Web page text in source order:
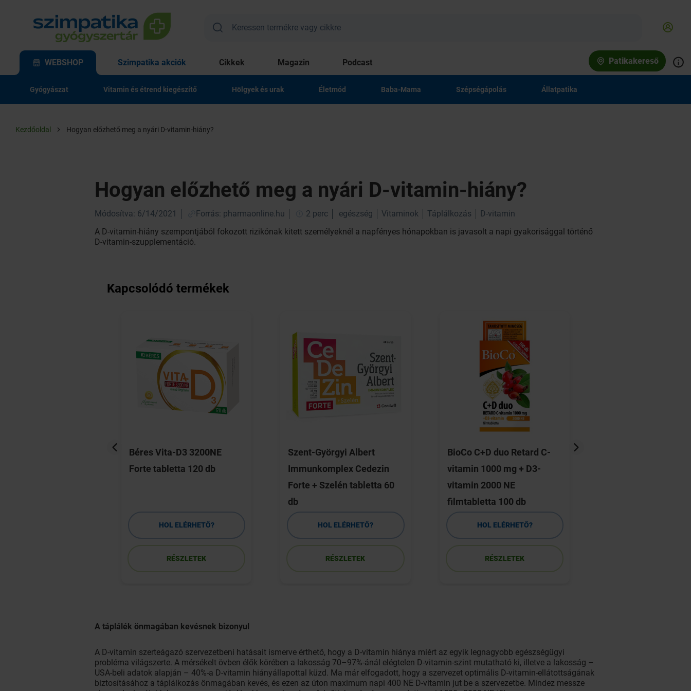
WEBSHOP Szimpatika akciók Cikkek Magazin Podcast Patikakereső
Gyógyászat Vitamin és étrend kiegészítő Hölgyek és urak Életmód Baba-Mama Szépségápolás Állatpatika
Kezdőoldal Hogyan előzhető meg a nyári D-vitamin-hiány?
Hogyan előzhető meg a nyári D-vitamin-hiány?
Módosítva: 6/14/2021 Forrás: pharmaonline.hu 2 perc egészség Vitaminok Táplálkozás
D-vitamin
A D-vitamin-hiány szempontjából fokozott rizikónak kitett személyeknél a napfényes hónapokban is javasolt a napi gyakorisággal történő
D-vitamin-szupplementáció.
Kapcsolódó termékek
Béres Vita-D3 3200NE
Forte tabletta 120 db
HOL ELÉRHETŐ?
RÉSZLETEK
Szent-Györgyi Albert
Immunkomplex Cedezin
Forte + Szelén tabletta 60
db
HOL ELÉRHETŐ?
RÉSZLETEK
BioCo C+D duo Retard C-
vitamin 1000 mg + D3-
vitamin 2000 NE
filmtabletta 100 db
HOL ELÉRHETŐ?
RÉSZLETEK
A táplálék önmagában kevésnek bizonyul
A D-vitamin szerteágazó szervezetbeni hatásait ismerve érthető, hogy a D-vitamin hiánya miért az egyik legnagyobb egészségügyi
probléma világszerte. A mérsékelt övben élők körében a lakosság 70–97%-ánál elégtelen D-vitamin-szint mutatható ki, illetve a lakosság –
USA-beli adatok alapján – 40%-a D-vitamin hiányállapottal küzd. Ma már elfogadott, hogy a szervezet optimális D-vitamin-ellátottságának
biztosításához a táplálkozás önmagában kevés, és ezen az úton maximum napi 400 NE D-vitamin jut be a szervezetbe. Mindez messze